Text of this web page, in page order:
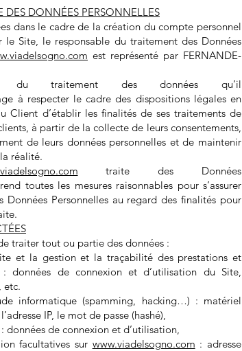
DES DONNÉES PERSONNELLES
dans le cadre de la création du compte personnel
Site, le responsable du traitement des Données
est représenté par FERNANDE-
traitement des données qu’il
à respecter le cadre des dispositions légales en
Client d’établir les finalités de ses traitements de
à partir de la collecte de leurs consentements,
de leurs données personnelles et de maintenir
réalité.
traite des Données
toutes les mesures raisonnables pour s’assurer
Personnelles au regard des finalités pour
traiter tout ou partie des données :
et la gestion et la traçabilité des prestations et
: données de connexion et d’utilisation du Site,
etc.
informatique (spamming, hacking…) : matériel
IP, le mot de passe (hashé),
de connexion et d’utilisation,
facultatives sur www.viadelsogno.com : adresse